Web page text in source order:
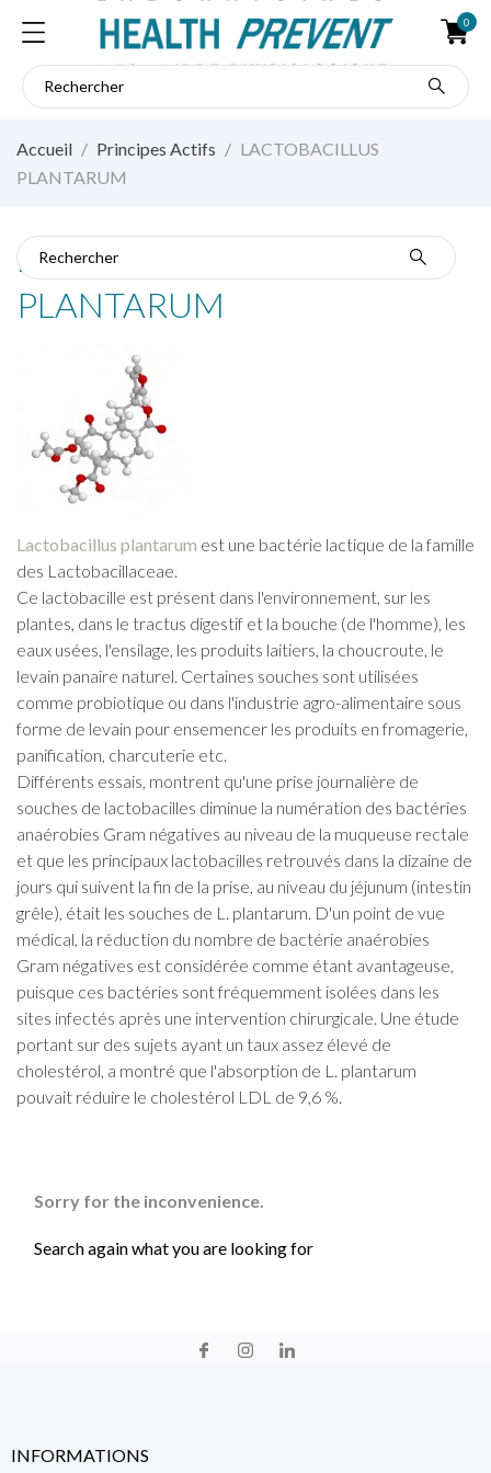
0
Accueil Principes Actifs
LACTOBACILLUS
PLANTARUM
LACTOBACILLUS
PLANTARUM
Lactobacillus plantarum est une bactérie lactique de la famille
des Lactobacillaceae.
Ce lactobacille est présent dans l'environnement, sur les
plantes, dans le tractus digestif et la bouche (de l'homme), les
eaux usées, l'ensilage, les produits laitiers, la choucroute, le
levain panaire naturel. Certaines souches sont utilisées
comme probiotique ou dans l'industrie agro-alimentaire sous
forme de levain pour ensemencer les produits en fromagerie,
panification, charcuterie etc.
Différents essais, montrent qu'une prise journalière de
souches de lactobacilles diminue la numération des bactéries
anaérobies Gram négatives au niveau de la muqueuse rectale
et que les principaux lactobacilles retrouvés dans la dizaine de
jours qui suivent la fin de la prise, au niveau du jéjunum (intestin
grêle), était les souches de L. plantarum. D'un point de vue
médical, la réduction du nombre de bactérie anaérobies
Gram négatives est considérée comme étant avantageuse,
puisque ces bactéries sont fréquemment isolées dans les
sites infectés après une intervention chirurgicale. Une étude
portant sur des sujets ayant un taux assez élevé de
cholestérol, a montré que l'absorption de L. plantarum
pouvait réduire le cholestérol LDL de 9,6 %.
Sorry for the inconvenience.
Search again what you are looking for
INFORMATIONS